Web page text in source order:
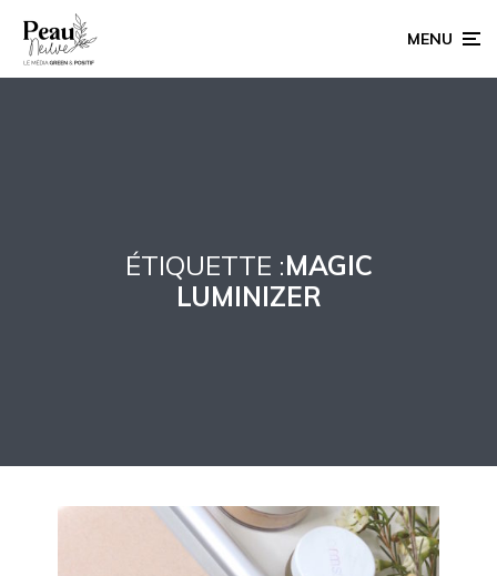
MENU
ÉTIQUETTE :MAGIC
LUMINIZER